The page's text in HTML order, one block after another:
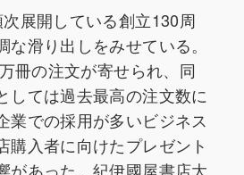
展開している創立130周
滑り出しをみせている。
冊の注文が寄せられ、同
しては過去最高の注文数に
業での採用が多いビジネス
購入者に向けたプレゼント
があった。紀伊國屋書店大